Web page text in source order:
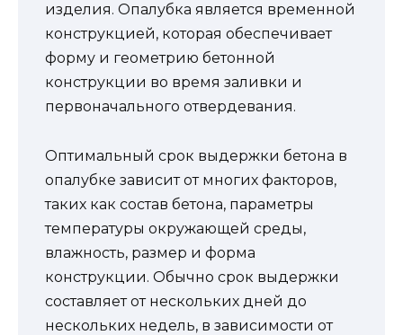
изделия. Опалубка является временной
конструкцией, которая обеспечивает
форму и геометрию бетонной
конструкции во время заливки и
первоначального отвердевания.
Оптимальный срок выдержки бетона в
опалубке зависит от многих факторов,
таких как состав бетона, параметры
температуры окружающей среды,
влажность, размер и форма
конструкции. Обычно срок выдержки
составляет от нескольких дней до
нескольких недель, в зависимости от